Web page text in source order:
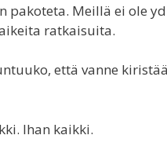
pakoteta. Meillä ei ole
ratkaisuita.
että vanne
Ihan kaikki.